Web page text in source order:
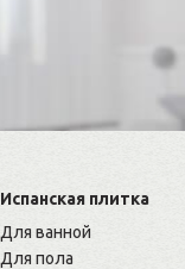
Испанская плитка
Для ванной
Для пола